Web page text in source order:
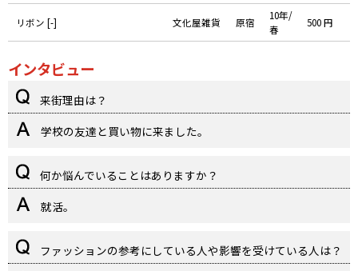
リボン [-] 文化屋雑貨 原宿
10年/
春
500 円
インタビュー
来街理由は？
学校の友達と買い物に来ました。
何か悩んでいることはありますか？
就活。
ファッションの参考にしている人や影響を受けている人は？